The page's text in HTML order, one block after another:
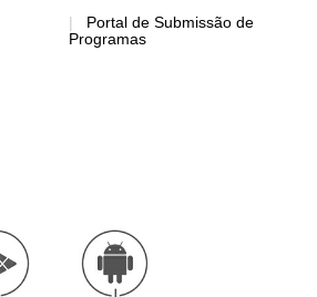
Portal de Submissão de
Programas